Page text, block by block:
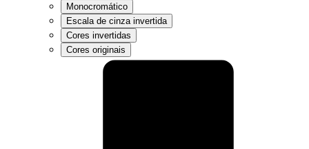
Monocromático
Escala de cinza invertida
Cores invertidas
Cores originais